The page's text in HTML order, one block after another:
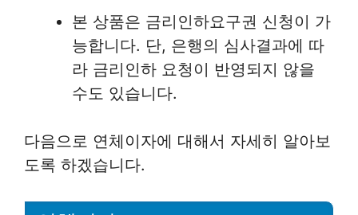
본 상품은 금리인하요구권 신청이 가
능합니다. 단, 은행의 심사결과에 따
라 금리인하 요청이 반영되지 않을
수도 있습니다.
다음으로 연체이자에 대해서 자세히 알아보
도록 하겠습니다.